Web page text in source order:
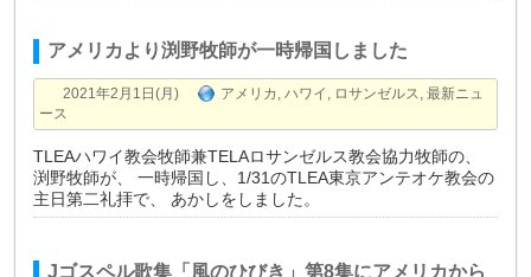
アメリカより渕野牧師が一時帰国しました
2021年2月1日(月) アメリカ ,ハワイ , ロサンゼルス,最新ニュ
ース
TLEAハワイ教会牧師兼TELAロサンゼルス教会協力牧師の、
渕野牧師が、 一時帰国し、1/31のTLEA東京アンテオケ教会の
主日第二礼拝で、 あかしをしました。
Jゴスペル歌集「風のひびき」第8集にアメリカから